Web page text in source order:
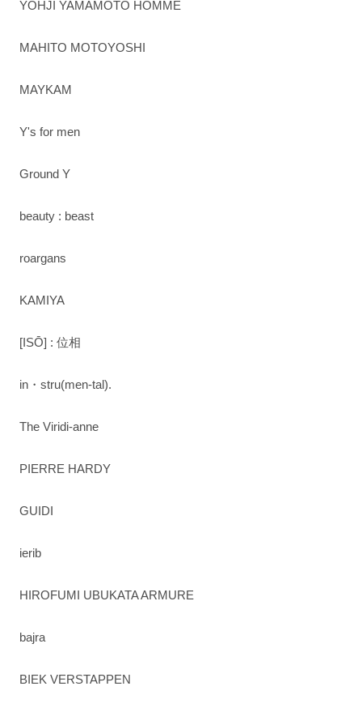
YOHJI YAMAMOTO HOMME
MAHITO MOTOYOSHI
MAYKAM
Y's for men
Ground Y
beauty : beast
roargans
KAMIYA
[ISŌ] : 位相
in・stru(men-tal).
The Viridi-anne
PIERRE HARDY
GUIDI
ierib
HIROFUMI UBUKATA ARMURE
bajra
BIEK VERSTAPPEN